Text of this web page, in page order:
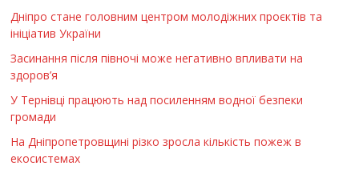
Дніпро стане головним центром молодіжних проєктів та
ініціатив України
Засинання після півночі може негативно впливати на
здоров’я
У Тернівці працюють над посиленням водної безпеки
громади
На Дніпропетровщині різко зросла кількість пожеж в
екосистемах